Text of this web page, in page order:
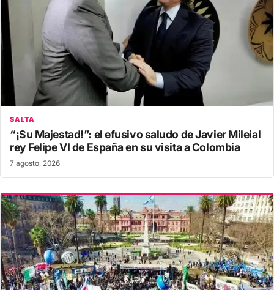
SALTA
“¡Su Majestad!”: el efusivo saludo de Javier Mileial
rey Felipe VI de España en su visita a Colombia
7 agosto, 2026